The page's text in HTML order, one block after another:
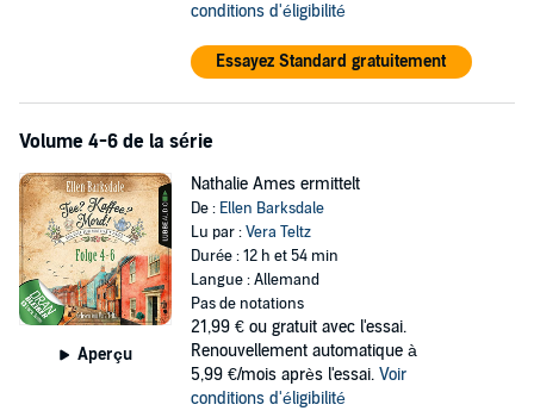
Ellen Barksdale. Seit ihrer Kindheit war die Autorin selbst begeisterte
hatten es ihr angetan. Die Idee zu ihrer ersten Krimi-Reihe über
Natalie und das Café Black Feather kam ihr möglicherweise in der
Pension ihrer Eltern im englischen Brighton.
Gelesen werden die Bücher von Vera Teltz. Mit einer Prise Ironie in
der Stimme bringt sie Leichtigkeit in die Erzählung und verleiht den
Figuren in der Hörbuchreihe "Kaffee? Tee? Mord!" einen höchst
individuellen Charakter. Die aus zahlreichen Filmen und Serien
bekannte Synchronsprecherin hat ein ausgesprochenes Faible für
Krimis. So hat sie bereits zahlreiche Titel von Dean R. Koontz und
Margaret Atwood eingesprochen, zu den bekanntesten zählt
sicherlich "Der Report der Magd".
conditions d'éligibilité
Essayez Standard gratuitement
Volume 4-6 de la série
Aperçu
Nathalie Ames ermittelt
De : Ellen Barksdale
Lu par :Vera Teltz
Durée : 12 h et 54 min
Langue : Allemand
Pas de notations
21,99 € ou gratuit avec l'essai.
Renouvellement automatique à
5,99 €/mois après l'essai. Voir
conditions d'éligibilité